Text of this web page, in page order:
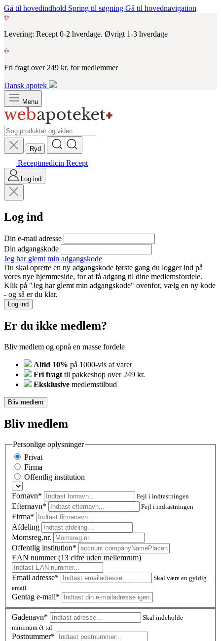
Gå til hovedindhold Spring til søgning Gå til hovednavigation
Levering: Recept 0-2 hverdage. Øvrigt 1-3 hverdage
Fri fragt over 249 kr. for medlemmer
Dansk apotek
Menu
Ryd
Receptmedicin Recept
Log ind
Log ind
Din e-mail adresse
Din adgangskode
Jeg har glemt min adgangskode
Du skal oprette en ny adgangskode første gang du logger ind på
vores nye hjemmeside, for at få adgang til dine medlemsfordele.
Klik på "Jeg har glemt min adgangskode" ovenfor, vælg en ny kode
- og så er du klar.
Log ind
Er du ikke medlem?
Bliv medlem og opnå en masse fordele
Altid 10% på 1000-vis af varer
Fri fragt til pakkeshop over 249 kr.
Eksklusive medlemstilbud
Bliv medlem
Bliv medlem
Personlige oplysninger
Privat
Firma
Offentlig institution
Fornavn* Fejl i indtastningen
Efternavn* Fejl i indtastningen
Firma*
Afdeling
Momsreg.nr.
Offentlig institution*
EAN nummer (13 cifre uden mellemrum)
Email adresse*
Skal være en gyldig
email
Gentag e-mail*
Gadenavn*
Skal indeholde
minimum ét tal
Postnummer*